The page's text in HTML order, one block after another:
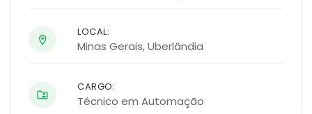
LOCAL:
Minas Gerais,Uberlândia
CARGO:
Técnico em Automação